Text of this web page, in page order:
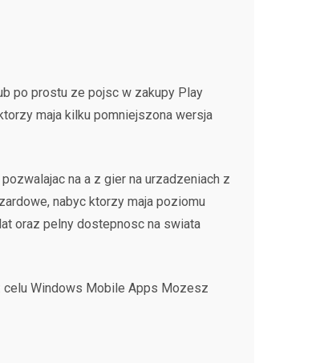
po prostu ze pojsc w zakupy Play
maja kilku pomniejszona wersja
na a z gier na urzadzeniach z
nabyc ktorzy maja poziomu
oraz pelny dostepnosc na swiata
celu Windows Mobile Apps Mozesz